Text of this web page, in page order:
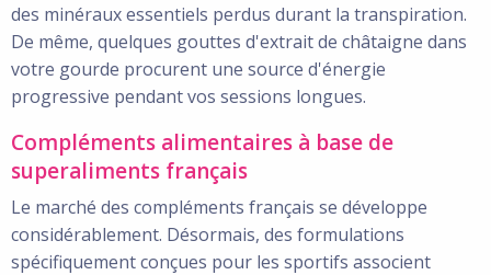
des minéraux essentiels perdus durant la transpiration.
De même, quelques gouttes d'extrait de châtaigne dans
votre gourde procurent une source d'énergie
progressive pendant vos sessions longues.
Compléments alimentaires à base de
superaliments français
Le marché des compléments français se développe
considérablement. Désormais, des formulations
spécifiquement conçues pour les sportifs associent